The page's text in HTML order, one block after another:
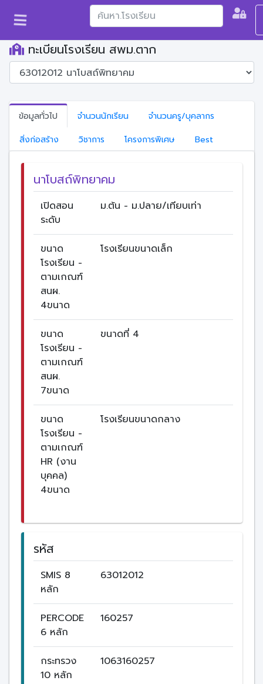
ทะเบียนโรงเรียน สพม.ตาก
ข้อมูลทั่วไป จำนวนนักเรียน
จำนวนครู/บุคลากร
สิ่งก่อสร้าง
วิชาการ โครงการพิเศษ Best
นาโบสถ์พิทยาคม
เปิดสอน
ระดับ
ม.ต้น - ม.ปลาย/เทียบเท่า
ขนาด
โรงเรียน -
ตามเกณฑ์
สนผ.
4ขนาด
โรงเรียนขนาดเล็ก
ขนาด
โรงเรียน -
ตามเกณฑ์
สนผ.
7ขนาด
ขนาดที่ 4
ขนาด
โรงเรียน -
ตามเกณฑ์
HR (งาน
บุคคล)
4ขนาด
โรงเรียนขนาดกลาง
รหัส
SMIS 8
หลัก
63012012
PERCODE
6 หลัก
160257
กระทรวง
10 หลัก
1063160257